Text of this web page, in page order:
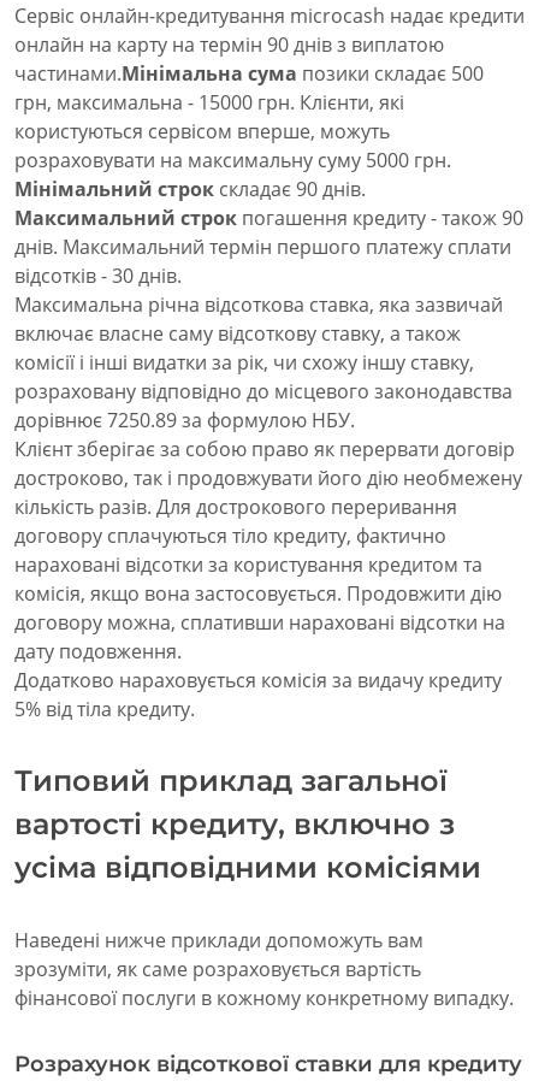
Сервіс онлайн-кредитування microcash надає кредити
онлайн на карту на термін 90 днів з виплатою
частинами.Мінімальна сума позики складає 500
грн, максимальна - 15000 грн. Клієнти, які
користуються сервісом вперше, можуть
розраховувати на максимальну суму 5000 грн.
Мінімальний строк складає 90 днів.
Максимальний строк погашення кредиту - також 90
днів. Максимальний термін першого платежу сплати
відсотків - 30 днів.
Максимальна річна відсоткова ставка, яка зазвичай
включає власне саму відсоткову ставку, а також
комісії і інші видатки за рік, чи схожу іншу ставку,
розраховану відповідно до місцевого законодавства
дорівнює 7250.89 за формулою НБУ.
Клієнт зберігає за собою право як перервати договір
достроково, так і продовжувати його дію необмежену
кількість разів. Для дострокового переривання
договору сплачуються тіло кредиту, фактично
нараховані відсотки за користування кредитом та
комісія, якщо вона застосовується. Продовжити дію
договору можна, сплативши нараховані відсотки на
дату подовження.
Додатково нараховується комісія за видачу кредиту
5% від тіла кредиту.
Типовий приклад загальної
вартості кредиту, включно з
усіма відповідними комісіями
Наведені нижче приклади допоможуть вам
зрозуміти, як саме розраховується вартість
фінансової послуги в кожному конкретному випадку.
Розрахунок відсоткової ставки для кредиту